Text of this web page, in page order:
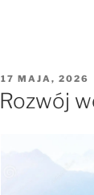
OPUBLIKOWANE
W
17 MAJA, 2026
Rozwój